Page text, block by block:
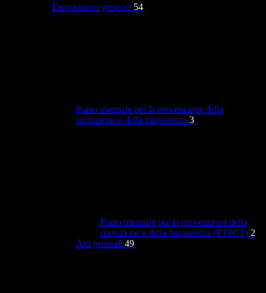
Disposizioni generali 54
Piano triennale per la prevenzione della
corruzione e della trasparenza 3
Piano triennale per la prevenzione della
corruzione e della trasparenza (PTPCT) 2
Atti generali 49